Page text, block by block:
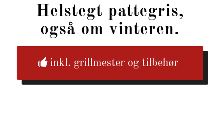
Helstegt pattegris,
også om vinteren.
inkl. grillmester og tilbehør